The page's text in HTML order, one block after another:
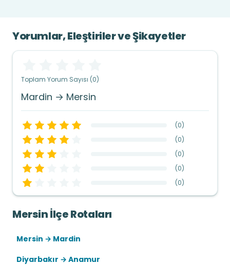
Yorumlar, Eleştiriler ve Şikayetler
Toplam Yorum Sayısı (0)
Mardin → Mersin
(0)
(0)
(0)
(0)
(0)
Mersin İlçe Rotaları
Mersin → Mardin
Diyarbakır → Anamur